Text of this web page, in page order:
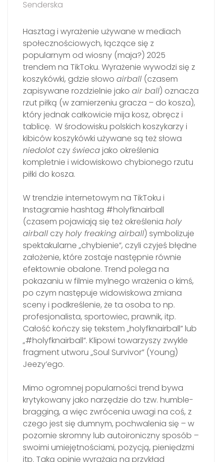
Senderska
Hasztag i wyrażenie używane w mediach
społecznościowych, łączące się z
popularnym od wiosny (maja?) 2025
trendem na TikToku. Wyrażenie wywodzi się z
koszykówki, gdzie słowo airball (czasem
zapisywane rozdzielnie jako air ball) oznacza
rzut piłką (w zamierzeniu gracza – do kosza),
który jednak całkowicie mija kosz, obręcz i
tablicę. W środowisku polskich koszykarzy i
kibiców koszykówki używane są też słowa
niedolot czyświecajako określenia
kompletnie i widowiskowo chybionego rzutu
piłki do kosza.
W trendzie internetowym na TikToku i
Instagramie hashtag #holyfknairball
(czasem pojawiają się też określenia holy
airball czyholy freaking airball) symbolizuje
spektakularne „chybienie”, czyli czyjeś błędne
założenie, które zostaje następnie równie
efektownie obalone. Trend polega na
pokazaniu w filmie mylnego wrażenia o kimś,
po czym następuje widowiskowa zmiana
sceny i podkreślenie, że ta osoba to np.
profesjonalista, sportowiec, prawnik, itp.
Całość kończy się tekstem „holyfknairball” lub
„#holyfknairball”. Klipowi towarzyszy zwykle
fragment utworu „Soul Survivor” (Young)
Jeezy’ego.
Mimo ogromnej popularności trend bywa
krytykowany jako narzędzie do tzw. humble-
bragging, a więc zwrócenia uwagi na coś, z
czego jest się dumnym, pochwalenia się – w
pozornie skromny lub autoironiczny sposób –
swoimi umiejętnościami, pozycją, pieniędzmi
itp. Taką opinię wyrażają na przykład